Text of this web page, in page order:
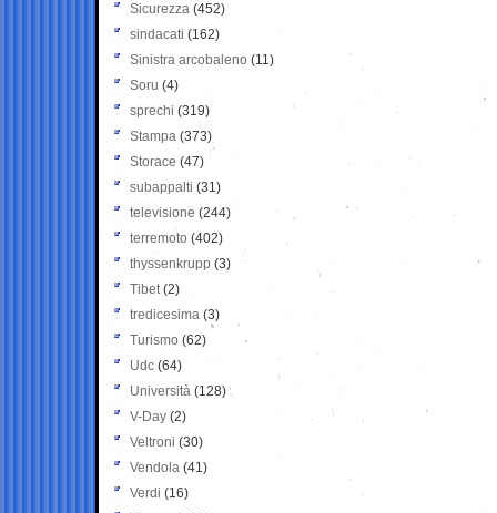
Sicurezza (452)
sindacati (162)
Sinistra arcobaleno (11)
Soru (4)
sprechi (319)
Stampa (373)
Storace (47)
subappalti (31)
televisione(244)
terremoto (402)
thyssenkrupp (3)
Tibet(2)
tredicesima (3)
Turismo (62)
Udc (64)
Università (128)
V-Day (2)
Veltroni (30)
Vendola (41)
Verdi (16)